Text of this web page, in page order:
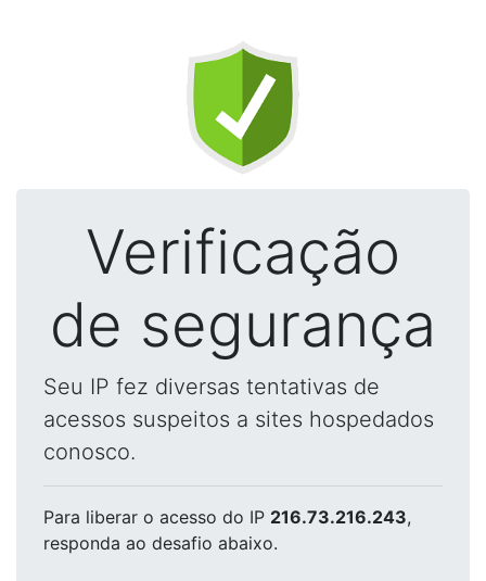
Verificação
de segurança
Seu IP fez diversas tentativas de
acessos suspeitos a sites hospedados
conosco.
Para liberar o acesso do IP 216.73.216.243,
responda ao desafio abaixo.